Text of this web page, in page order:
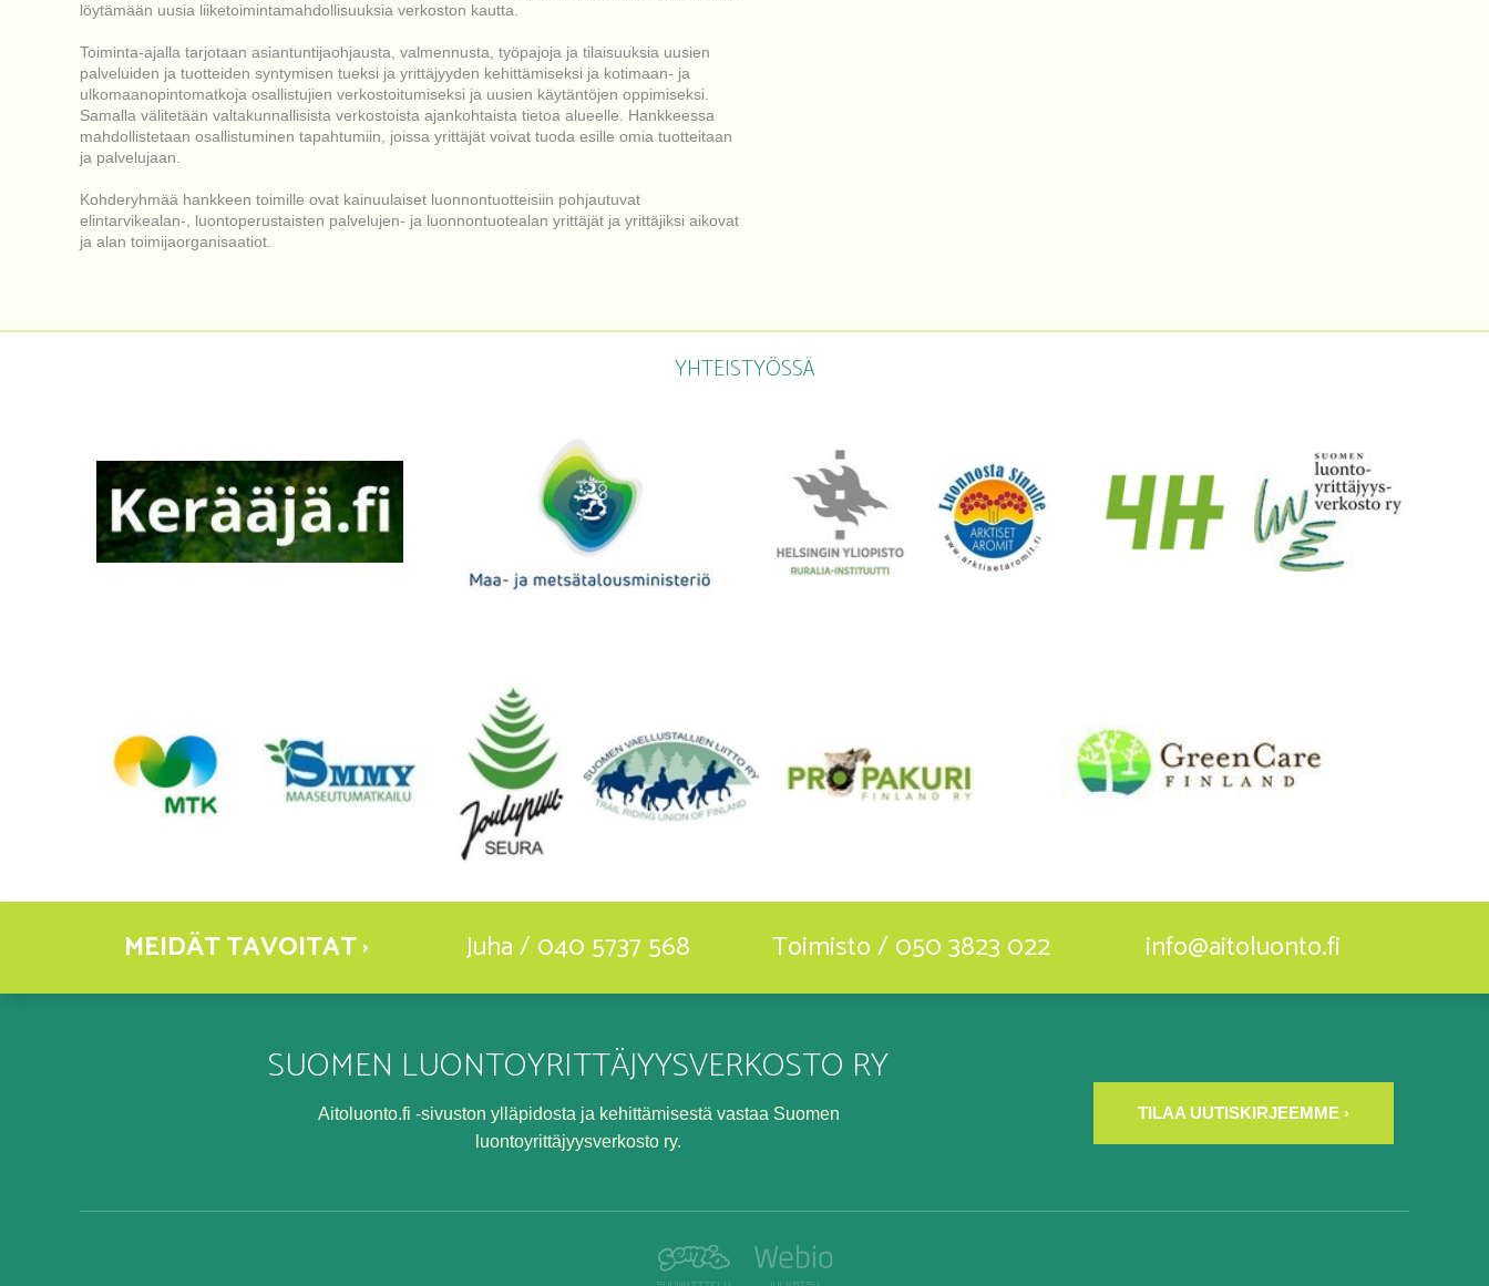
löytämään uusia liiketoimintamahdollisuuksia verkoston kautta.
Toiminta-ajalla tarjotaan asiantuntijaohjausta, valmennusta, työpajoja ja tilaisuuksia uusien
palveluiden ja tuotteiden syntymisen tueksi ja yrittäjyyden kehittämiseksi ja kotimaan- ja
ulkomaanopintomatkoja osallistujien verkostoitumiseksi ja uusien käytäntöjen oppimiseksi.
Samalla välitetään valtakunnallisista verkostoista ajankohtaista tietoa alueelle. Hankkeessa
mahdollistetaan osallistuminen tapahtumiin, joissa yrittäjät voivat tuoda esille omia tuotteitaan
ja palvelujaan.
Kohderyhmää hankkeen toimille ovat kainuulaiset luonnontuotteisiin pohjautuvat
elintarvikealan-, luontoperustaisten palvelujen- ja luonnontuotealan yrittäjät ja yrittäjiksi aikovat
ja alan toimijaorganisaatiot.
YHTEISTYÖSSÄ
MEIDÄT TAVOITAT › Juha / 040 5737 568 Toimisto / 050 3823 022 info@aitoluonto.fi
SUOMEN LUONTOYRITTÄJYYSVERKOSTO RY
Aitoluonto.fi -sivuston ylläpidosta ja kehittämisestä vastaa Suomen
luontoyrittäjyysverkosto ry.
TILAA UUTISKIRJEEMME ›